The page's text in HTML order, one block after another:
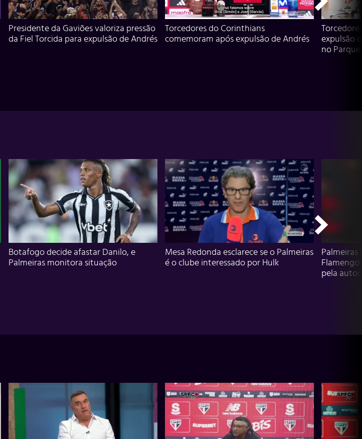
Presidente da Gaviões valoriza pressão
da Fiel Torcida para expulsão de Andrés
Torcedores do Corinthians
comemoram após expulsão de Andrés
expulsão
no Parque
Botafogo decide afastar Danilo, e
Palmeiras monitora situação
Mesa Redonda esclarece se o Palmeiras
é o clube interessado por Hulk
Flamengo
pela